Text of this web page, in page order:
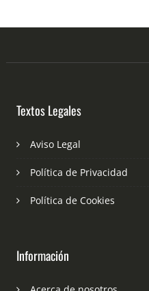
Textos Legales
Aviso Legal
Política de Privacidad
Política de Cookies
Información